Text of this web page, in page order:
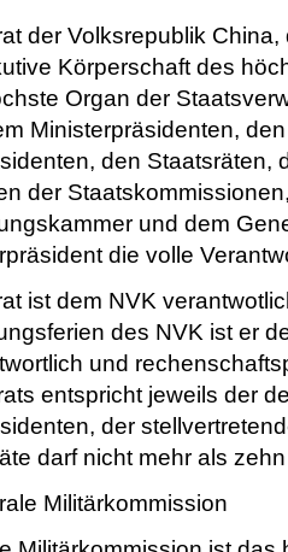
der Volksrepublik
Körperschaft des
Organ der
Ministerpräsidenten,
den Staatsräten,
der
und dem
die volle
ist dem NVK
des NVK ist er
und
entspricht jeweils der
der
darf nicht mehr als
Militärkommission